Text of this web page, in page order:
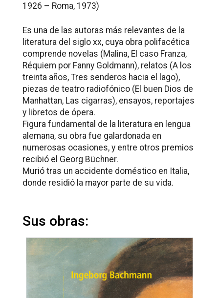
1926 – Roma, 1973)
Es una de las autoras más relevantes de la
literatura del siglo xx, cuya obra polifacética
comprende novelas (Malina, El caso Franza,
Réquiem por Fanny Goldmann), relatos (A los
treinta años, Tres senderos hacia el lago),
piezas de teatro radiofónico (El buen Dios de
Manhattan, Las cigarras), ensayos, reportajes
y libretos de ópera.
Figura fundamental de la literatura en lengua
alemana, su obra fue galardonada en
numerosas ocasiones, y entre otros premios
recibió el Georg Büchner.
Murió tras un accidente doméstico en Italia,
donde residió la mayor parte de su vida.
Sus obras: